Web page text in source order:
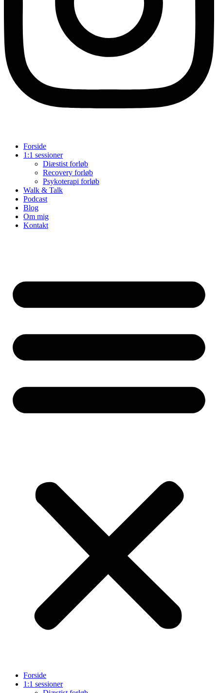
Forside
1:1 sessioner
Diæstist forløb
Recovery forløb
Psykoterapi forløb
Walk & Talk
Podcast
Blog
Om mig
Kontakt
Forside
1:1 sessioner